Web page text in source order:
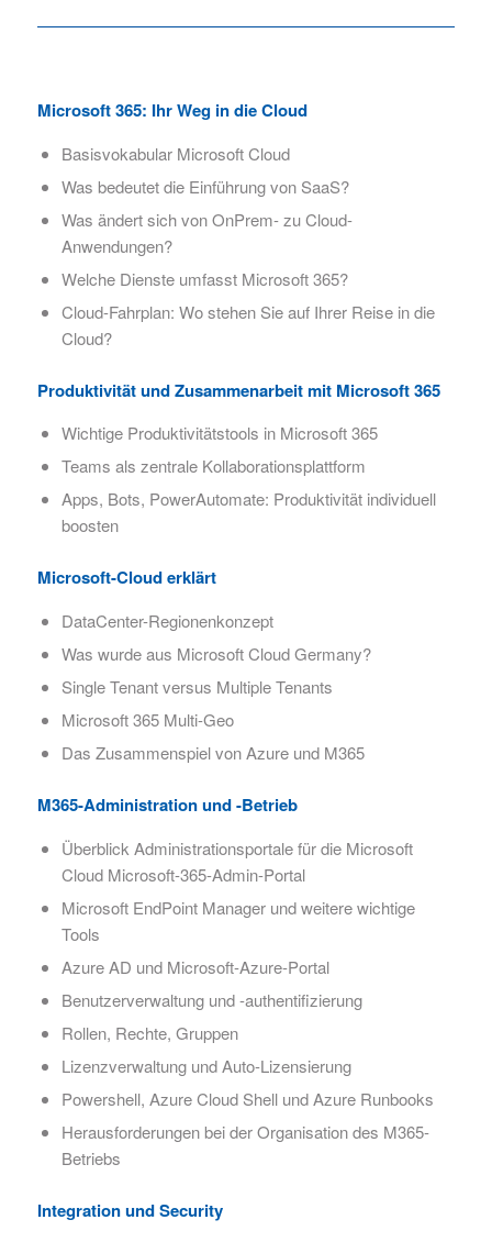
Microsoft 365: Ihr Weg in die Cloud
Basisvokabular Microsoft Cloud
Was bedeutet die Einführung von SaaS?
Was ändert sich von OnPrem- zu Cloud-
Anwendungen?
Welche Dienste umfasst Microsoft 365?
Cloud-Fahrplan: Wo stehen Sie auf Ihrer Reise in die
Cloud?
Produktivität und Zusammenarbeit mit Microsoft 365
Wichtige Produktivitätstools in Microsoft 365
Teams als zentrale Kollaborationsplattform
Apps, Bots, PowerAutomate: Produktivität individuell
boosten
Microsoft-Cloud erklärt
DataCenter-Regionenkonzept
Was wurde aus Microsoft Cloud Germany?
Single Tenant versus Multiple Tenants
Microsoft 365 Multi-Geo
Das Zusammenspiel von Azure und M365
M365-Administration und -Betrieb
Überblick Administrationsportale für die Microsoft
Cloud Microsoft-365-Admin-Portal
Microsoft EndPoint Manager und weitere wichtige
Tools
Azure AD und Microsoft-Azure-Portal
Benutzerverwaltung und -authentifizierung
Rollen, Rechte, Gruppen
Lizenzverwaltung und Auto-Lizensierung
Powershell, Azure Cloud Shell und Azure Runbooks
Herausforderungen bei der Organisation des M365-
Betriebs
Integration und Security